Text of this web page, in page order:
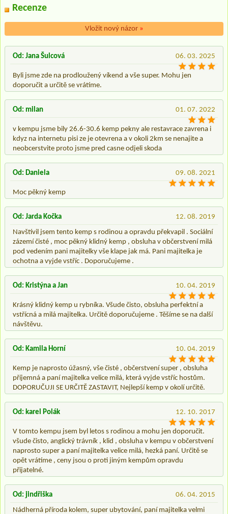
Recenze
Vložit nový názor »
06. 03. 2025
Od: Jana Šulcová
Byli jsme zde na prodloužený víkend a vše super. Mohu jen
doporučit a určitě se vrátíme.
01. 07. 2022
Od: milan
v kempu jsme bily 26.6-30.6 kemp pekny ale restavrace zavrena i
kdyz na internetu pisi ze je otevrena a v okoli 2km se nenajite a
neobcerstvite proto jsme pred casne odjeli skoda
09. 08. 2021
Od: Daniela
Moc pěkný kemp
12. 08. 2019
Od: Jarda Kočka
Navštívil jsem tento kemp s rodinou a opravdu překvapil . Sociální
zázemí čisté , moc pěkný klidný kemp , obsluha v občerstvení milá
pod vedením pani majitelky vše klape jak má. Pani majitelka je
ochotna a vyjde vstříc . Doporučujeme .
10. 04. 2019
Od: Kristýna a Jan
Krásný klidný kemp u rybníka. Všude čisto, obsluha perfektní a
vstřícná a milá majitelka. Určitě doporučujeme . Těšíme se na další
návštěvu.
10. 04. 2019
Od: Kamila Horní
Kemp je naprosto úžasný, vše čisté , občerstvení super , obsluha
příjemná a paní majitelka velice milá, která vyjde vstříc hostům.
DOPORUČUJI SE URČITĚ ZASTAVIT, Nejlepší kemp v okolí určitě.
12. 10. 2017
Od: karel Polák
V tomto kempu jsem byl letos s rodinou a mohu jen doporučit.
všude čisto, anglický trávník , klid , obsluha v kempu v občerstvení
naprosto super a paní majitelka velice milá, hezká paní. Určitě se
opět vrátíme , ceny jsou o proti jiným kempům opravdu
přijatelné.
06. 04. 2015
Od: jindřiška
Nádherná příroda kolem, super ubytování, paní majitelka velmi